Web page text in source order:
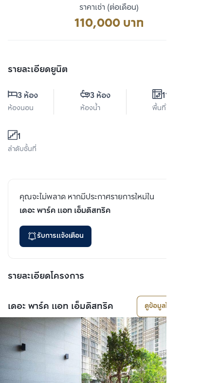
ราคาเช่า (ต่อเดือน)
110,000 บาท
รายละเอียดยูนิต
3 ห้อง
ห้องนอน
3 ห้อง
ห้องน้ำ
117 ตร.ม.
พื้นที่ใช้สอย
1
ลำดับชั้นที่
คุณจะไม่พลาด หากมีประกาศรายการใหม่ใน
เดอะ พาร์ค แอท เอ็มดิสทริค
รับการแจ้งเตือน
รายละเอียดโครงการ
เดอะ พาร์ค แอท เอ็มดิสทริค ดูข้อมูลโครงการ